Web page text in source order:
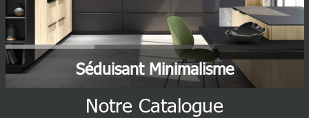
Type d'implantation
TOUTES
Matériaux
Séduisant Minimalisme
Notre Catalogue